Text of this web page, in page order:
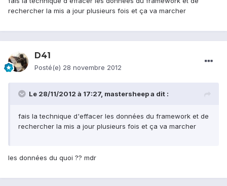
rechercher la mis a jour plusieurs fois et ça va marcher
D41
Posté(e) 28 novembre 2012
Le 28/11/2012 à 17:27, mastersheep a dit :
fais la technique d'effacer les données du framework et de
rechercher la mis a jour plusieurs fois et ça va marcher
les données du quoi ?? mdr